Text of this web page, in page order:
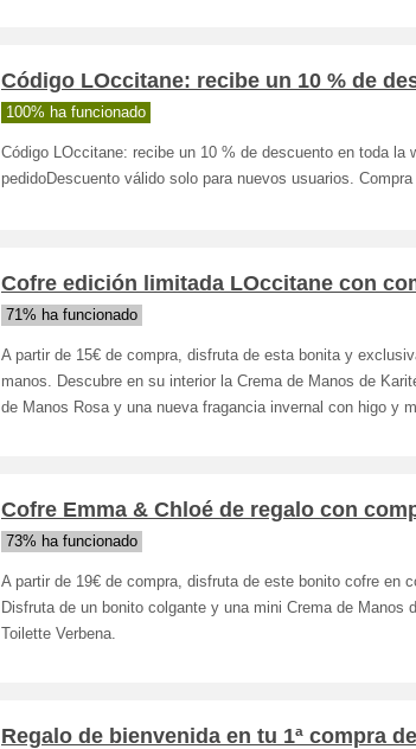
Código LOccitane: recibe un 10 % de
100% ha funcionado
Código LOccitane: recibe un 10 % de descuento en toda la
pedidoDescuento válido solo para nuevos usuarios.
Cofre edición limitada LOccitane con
71% ha funcionado
A partir de 15€ de compra, disfruta de esta bonita y
manos. Descubre en su interior la Crema de Manos de
de Manos Rosa y una nueva fragancia invernal con higo y
Cofre Emma & Chloé de regalo con
73% ha funcionado
A partir de 19€ de compra, disfruta de este bonito cofre en
Disfruta de un bonito colgante y una mini Crema de Manos
Toilette Verbena.
Regalo de bienvenida en tu 1ª compra